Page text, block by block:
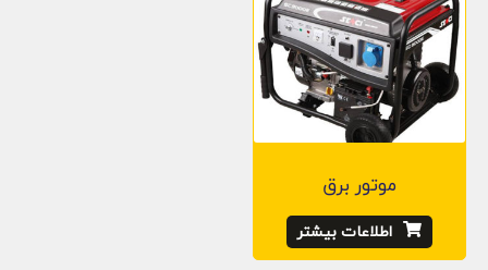
موتور برق
اطلاعات بیشتر